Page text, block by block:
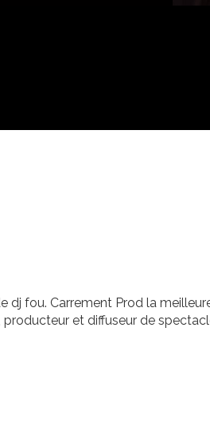
dj fou. Carrement Prod la
producteur et diffuseur de